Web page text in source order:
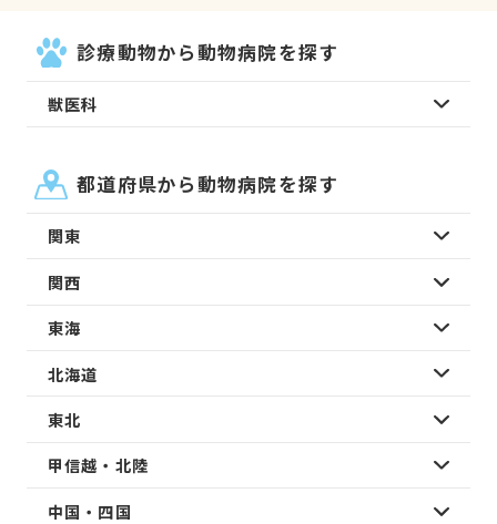
診療動物から動物病院を探す
獣医科
都道府県から動物病院を探す
関東
関西
東海
北海道
東北
甲信越・北陸
中国・四国